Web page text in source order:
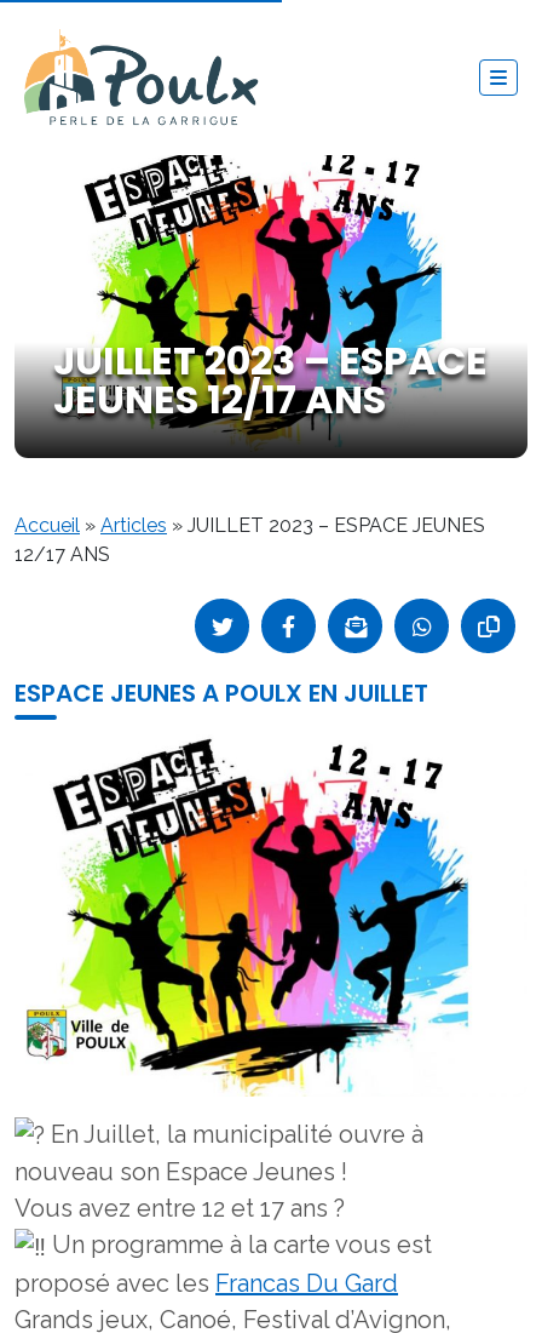
JUILLET 2023 – ESPACE
JEUNES 12/17 ANS
Accueil » Articles » JUILLET 2023 – ESPACE JEUNES
12/17 ANS
ESPACE JEUNES A POULX EN JUILLET
En Juillet, la municipalité ouvre à
nouveau son Espace Jeunes !
Vous avez entre 12 et 17 ans ?
Un programme à la carte vous est
proposé avec les Francas Du Gard
Grands jeux, Canoé, Festival d’Avignon,